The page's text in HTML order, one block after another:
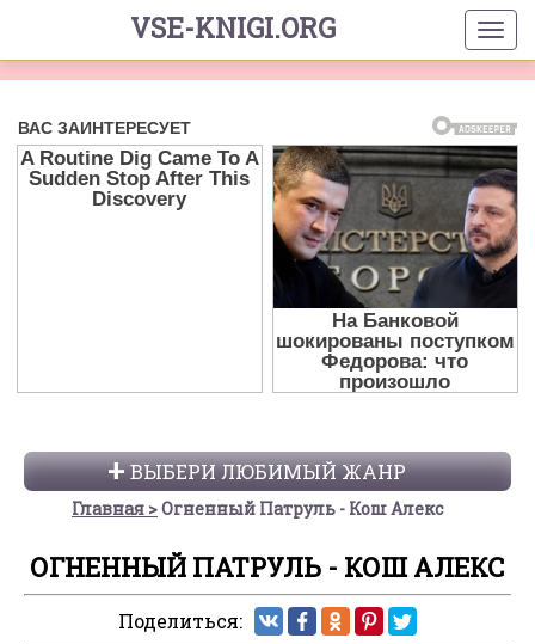
VSE-KNIGI.ORG
ВЫБЕРИ ЛЮБИМЫЙ ЖАНР
Главная Огненный Патруль - Кош Алекс
ОГНЕННЫЙ ПАТРУЛЬ - КОШ АЛЕКС
Поделиться: